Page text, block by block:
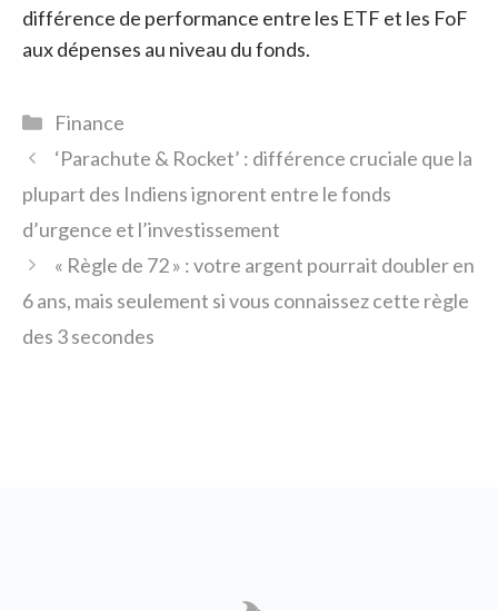
différence de performance entre les ETF et les FoF
aux dépenses au niveau du fonds.
Catégories
Finance
‘Parachute & Rocket’ : différence cruciale que la
plupart des Indiens ignorent entre le fonds
d’urgence et l’investissement
« Règle de 72 » : votre argent pourrait doubler en
6 ans, mais seulement si vous connaissez cette règle
des 3 secondes